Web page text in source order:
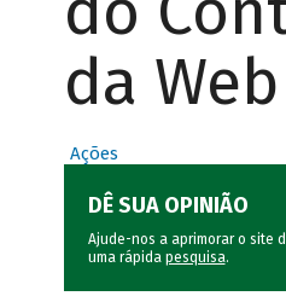
da Web
Ações
DÊ SUA OPINIÃO
Ajude-nos a aprimorar o site
uma rápida pesquisa.